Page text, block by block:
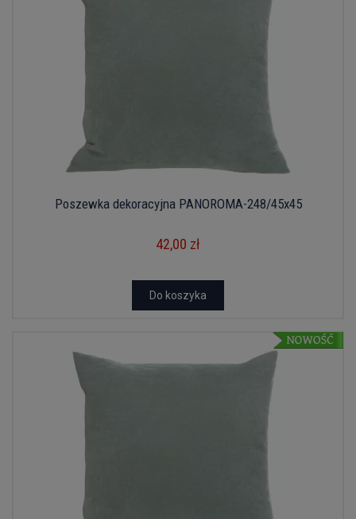
Poszewka dekoracyjna PANOROMA-248/45x45
42,00 zł
Do koszyka